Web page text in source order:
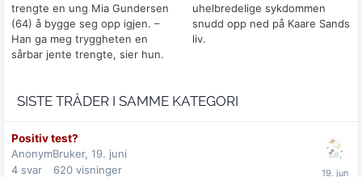
trengte en ung Mia Gundersen
(64) å bygge seg opp igjen. –
Han ga meg tryggheten en
sårbar jente trengte, sier hun.
uhelbredelige sykdommen
snudd opp ned på Kaare Sands
liv.
SISTE TRÅDER I SAMME KATEGORI
Positiv test?
AnonymBruker, 19. juni
4 svar 620 visninger